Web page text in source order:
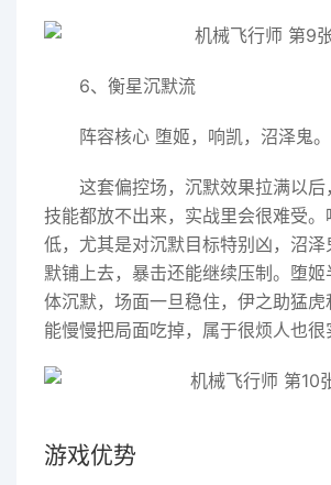
6、衡星沉默流
阵容核心 堕姬，响凯，沼泽鬼。
这套偏控场，沉默效果拉满以
技能都放不出来，实战里会很难受
低，尤其是对沉默目标特别凶，沼
默铺上去，暴击还能继续压制。堕
体沉默，场面一旦稳住，伊之助猛
能慢慢把局面吃掉，属于很烦人也很
游戏优势